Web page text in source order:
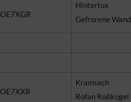
OE7XGR
Hintertux
Gefrorene Wand
OE7XXR
Kramsach
Rofan Roßkogel